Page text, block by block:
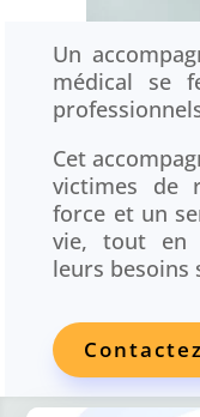
Un
médical se
Cet
victimes de
force et un
vie, tout en
leurs besoins